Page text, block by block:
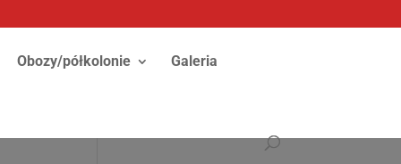
Obozy/półkolonie Galeria